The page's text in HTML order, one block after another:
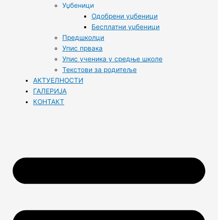
Уџбеници
Одобрени уџбеници
Бесплатни уџбеници
Предшколци
Упис првака
Упис ученика у средње школе
Текстови за родитеље
АКТУЕЛНОСТИ
ГАЛЕРИЈА
КОНТАКТ